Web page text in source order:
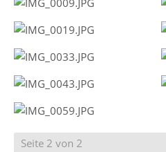
Seite 2 von 2